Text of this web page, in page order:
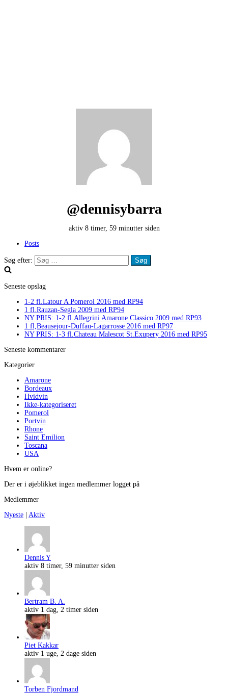
@dennisybarra
aktiv 8 timer, 59 minutter siden
Posts
Søg efter:
Seneste opslag
1-2 fl.Latour A Pomerol 2016 med RP94
1 fl.Rauzan-Segla 2009 med RP94
NY PRIS: 1-2 fl.Allegrini Amarone Classico 2009 med RP93
1 fl,Beausejour-Duffau-Lagarrosse 2016 med RP97
NY PRIS: 1-3 fl.Chateau Malescot St.Exupery 2016 med RP95
Seneste kommentarer
Kategorier
Amarone
Bordeaux
Hvidvin
Ikke-kategoriseret
Pomerol
Portvin
Rhone
Saint Emilion
Toscana
USA
Hvem er online?
Der er i øjeblikket ingen medlemmer logget på
Medlemmer
Nyeste | Aktiv
Dennis Y
aktiv 8 timer, 59 minutter siden
Bertram B. A.
aktiv 1 dag, 2 timer siden
Piet Kakkar
aktiv 1 uge, 2 dage siden
Torben Fjordmand